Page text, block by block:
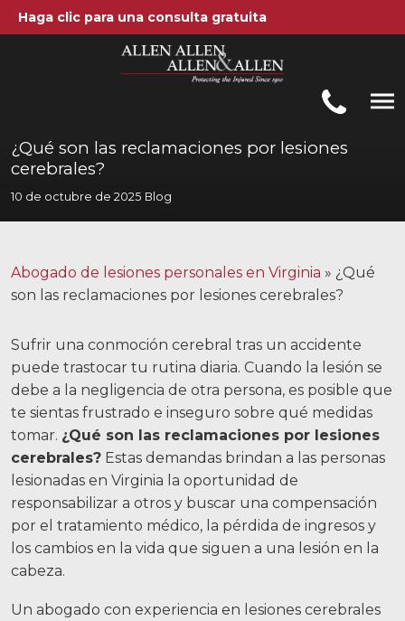
Haga clic para una consulta gratuita
Allen, Allen, Allen y Allen, PC
Llamenos al 1-866-388-1307
Areas de práctica
Accidentes automovilísticos
Accidentes de camiones
Compensación de trabajadores
Negligencia médica
Lesiones Cerebrales
Accidentes de motocicleta
Abuso y negligencia en hogares de
ancianos
Más...
Resultados de casos
¿Qué son las reclamaciones por lesiones
cerebrales?
10 de octubre de 2025 Blog
Abogado de lesiones personales en Virginia » ¿Qué
son las reclamaciones por lesiones cerebrales?
Sufrir una conmoción cerebral tras un accidente
puede trastocar tu rutina diaria. Cuando la lesión se
debe a la negligencia de otra persona, es posible que
te sientas frustrado e inseguro sobre qué medidas
tomar. ¿Qué son las reclamaciones por lesiones
cerebrales? Estas demandas brindan a las personas
lesionadas en Virginia la oportunidad de
responsabilizar a otros y buscar una compensación
por el tratamiento médico, la pérdida de ingresos y
los cambios en la vida que siguen a una lesión en la
cabeza.
Un abogado con experiencia en lesiones cerebrales